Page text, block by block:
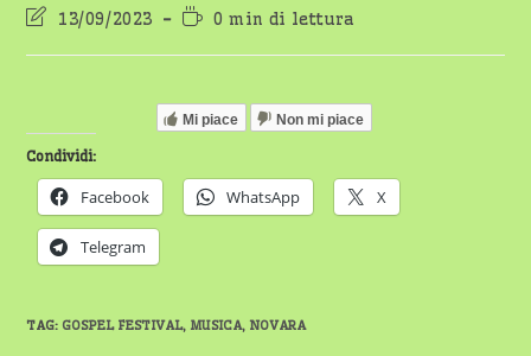
Ultima
dell'articolo:
13/09/2023
Tempo
lettura:
0 min di lettura
Mi piace Non mi piace
Condividi:
Facebook WhatsApp X
Telegram
TAG: GOSPEL FESTIVAL, MUSICA, NOVARA